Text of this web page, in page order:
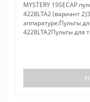
MYSTERY 19SECAP
4228LTA2 (вариант
аппаратуре:Пульты
4228LTA2Пульты для